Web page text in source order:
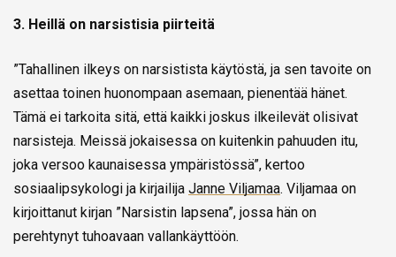
3. Heillä on narsistisia piirteitä
”Tahallinen ilkeys on narsistista käytöstä, ja sen tavoite on
asettaa toinen huonompaan asemaan, pienentää hänet.
Tämä ei tarkoita sitä, että kaikki joskus ilkeilevät olisivat
narsisteja. Meissä jokaisessa on kuitenkin pahuuden itu,
joka versoo kaunaisessa ympäristössä”, kertoo
sosiaalipsykologi ja kirjailija Janne Viljamaa. Viljamaa on
kirjoittanut kirjan ”Narsistin lapsena”, jossa hän on
perehtynyt tuhoavaan vallankäyttöön.